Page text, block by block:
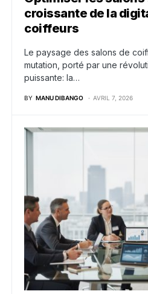
croissante de la
coiffeurs
Le paysage des salons de
mutation, porté par une
puissante: la…
BY MANU DIBANGO AVRIL 7, 2026